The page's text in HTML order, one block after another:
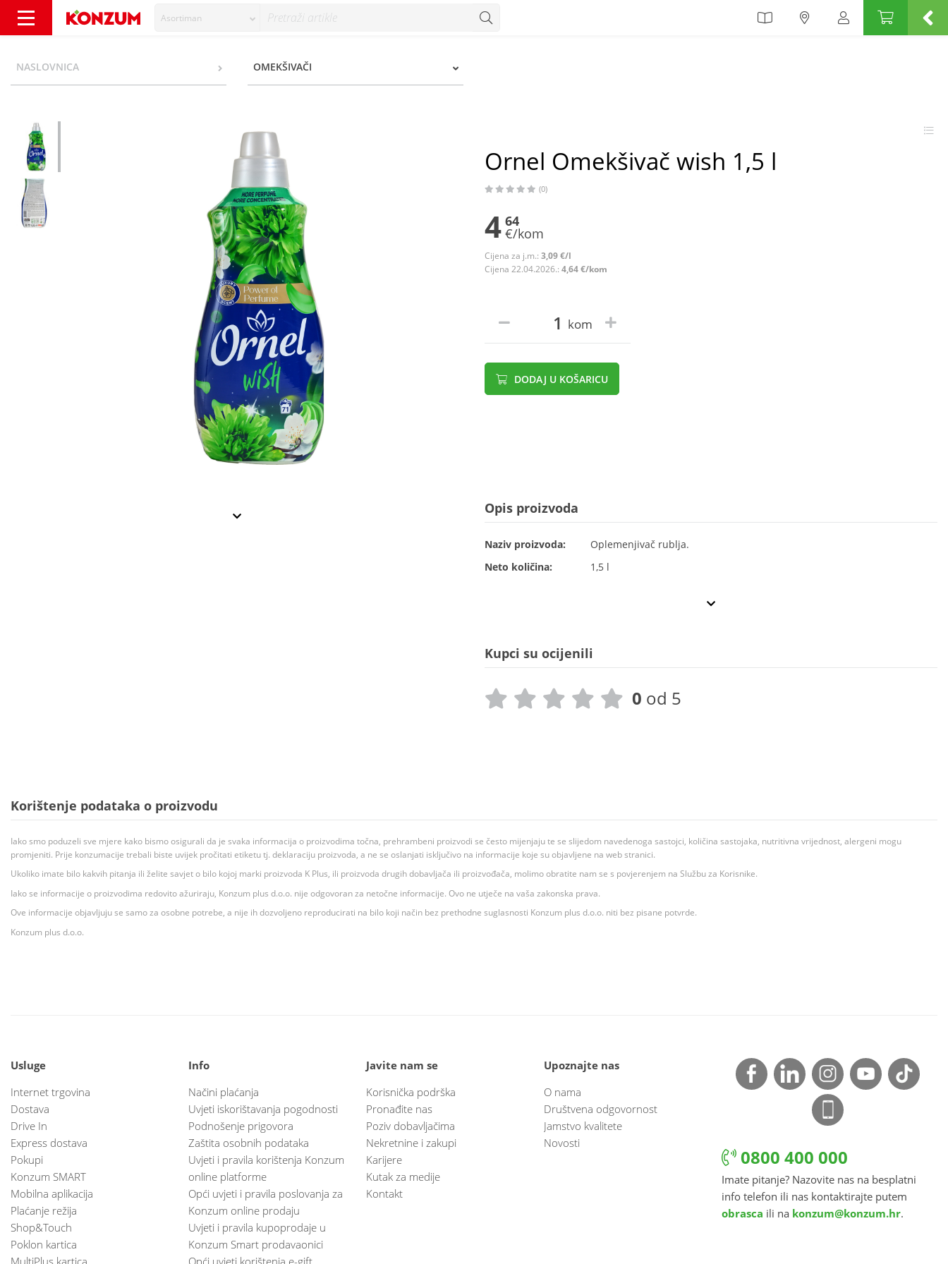
Asortiman
NASLOVNICA OMEKŠIVAČI
Ornel Omekšivač wish 1,5 l
(0)
4 64
€/kom
Cijena za j.m.: 3,09 €/l
Cijena 22.04.2026.: 4,64 €/kom
kom
DODAJ U KOŠARICU
Opis proizvoda
Naziv proizvoda:
Oplemenjivač rublja.
Neto količina:
1,5 l
Kupci su ocijenili
0 od 5
Korištenje podataka o proizvodu
Iako smo poduzeli sve mjere kako bismo osigurali da je svaka informacija o proizvodima točna, prehrambeni proizvodi se često mijenjaju te se slijedom navedenoga sastojci, količina sastojaka, nutritivna vrijednost, alergeni mogu
promjeniti. Prije konzumacije trebali biste uvijek pročitati etiketu tj. deklaraciju proizvoda, a ne se oslanjati isključivo na informacije koje su objavljene na web stranici.
Ukoliko imate bilo kakvih pitanja ili želite savjet o bilo kojoj marki proizvoda K Plus, ili proizvoda drugih dobavljača ili proizvođača, molimo obratite nam se s povjerenjem na Službu za Korisnike.
Iako se informacije o proizvodima redovito ažuriraju, Konzum plus d.o.o. nije odgovoran za netočne informacije. Ovo ne utječe na vaša zakonska prava.
Ove informacije objavljuju se samo za osobne potrebe, a nije ih dozvoljeno reproducirati na bilo koji način bez prethodne suglasnosti Konzum plus d.o.o. niti bez pisane potvrde.
Konzum plus d.o.o.
Usluge
Internet trgovina
Dostava
Drive In
Express dostava
Pokupi
Konzum SMART
Mobilna aplikacija
Plaćanje režija
Shop&Touch
Poklon kartica
MultiPlus kartica
Info
Načini plaćanja
Uvjeti iskorištavanja pogodnosti
Podnošenje prigovora
Zaštita osobnih podataka
Uvjeti i pravila korištenja Konzum
online platforme
Opći uvjeti i pravila poslovanja za
Konzum online prodaju
Uvjeti i pravila kupoprodaje u
Konzum Smart prodavaonici
Opći uvjeti korištenja e-gift
Javite nam se
Korisnička podrška
Pronađite nas
Poziv dobavljačima
Nekretnine i zakupi
Karijere
Kutak za medije
Kontakt
Upoznajte nas
O nama
Društvena odgovornost
Jamstvo kvalitete
Novosti
0800 400 000
Imate pitanje? Nazovite nas na besplatni
info telefon ili nas kontaktirajte putem
obrasca ili na konzum@konzum.hr.